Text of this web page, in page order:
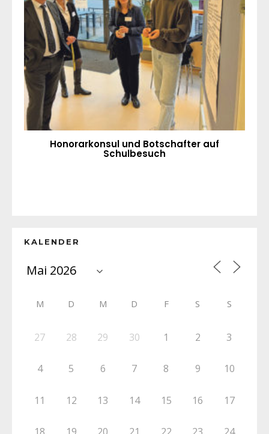
Honorarkonsul und Botschafter auf
Schulbesuch
KALENDER
M D M D F S S
27 28 29 30 1 2 3
4 5 6 7 8 9 10
11 12 13 14 15 16 17